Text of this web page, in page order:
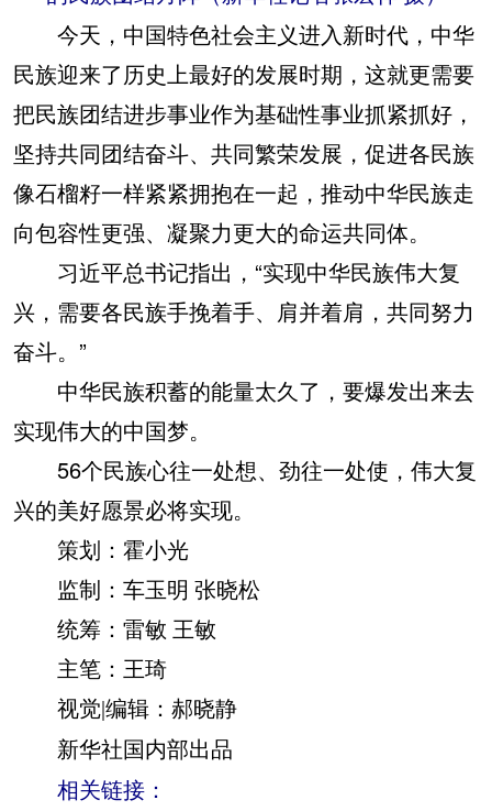
今天，中国特色社会主义进入新时代，中华
民族迎来了历史上最好的发展时期，这就更需要
把民族团结进步事业作为基础性事业抓紧抓好，
坚持共同团结奋斗、共同繁荣发展，促进各民族
像石榴籽一样紧紧拥抱在一起，推动中华民族走
向包容性更强、凝聚力更大的命运共同体。
习近平总书记指出，“实现中华民族伟大复
兴，需要各民族手挽着手、肩并着肩，共同努力
奋斗。”
中华民族积蓄的能量太久了，要爆发出来去
实现伟大的中国梦。
56个民族心往一处想、劲往一处使，伟大复
兴的美好愿景必将实现。
策划：霍小光
监制：车玉明 张晓松
统筹：雷敏 王敏
主笔：王琦
视觉|编辑：郝晓静
新华社国内部出品
相关链接：